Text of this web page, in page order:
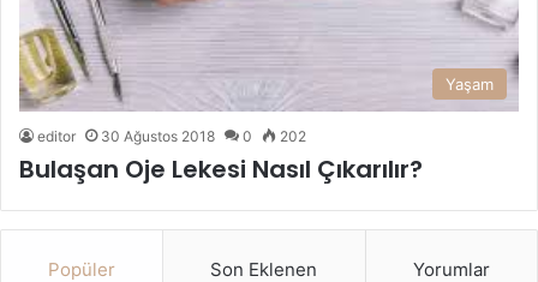
Yaşam
editor 30 Ağustos 2018 0 202
Bulaşan Oje Lekesi Nasıl Çıkarılır?
Popüler Son Eklenen Yorumlar